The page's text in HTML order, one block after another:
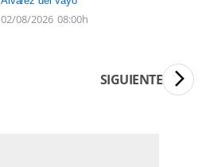
02/08/2026 08:00h
SIGUIENTE